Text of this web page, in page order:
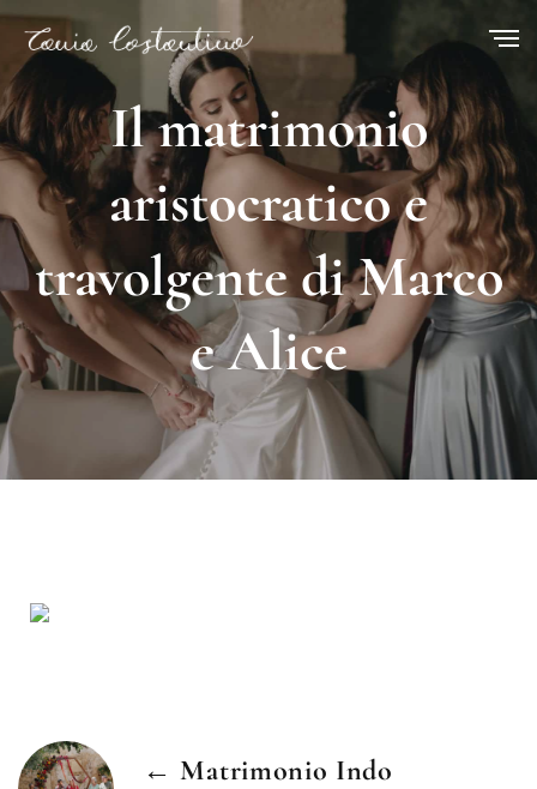
Il matrimonio
aristocratico e
travolgente di Marco
e Alice
← Matrimonio Indo